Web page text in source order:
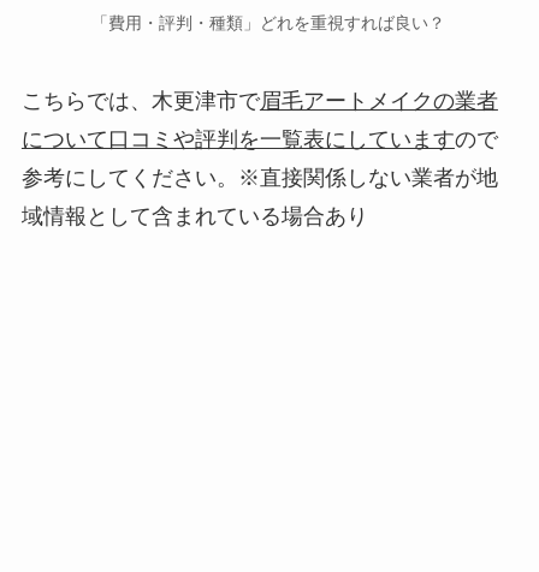
「費用・評判・種類」どれを重視すれば良い？
こちらでは、木更津市で眉毛アートメイクの業者
について口コミや評判を一覧表にしていますので
参考にしてください。※直接関係しない業者が地
域情報として含まれている場合あり